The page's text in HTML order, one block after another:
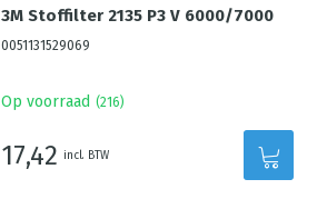
3M Stoffilter 2135 P3 V 6000/7000
0051131529069
Op voorraad (216)
17,42 incl. BTW